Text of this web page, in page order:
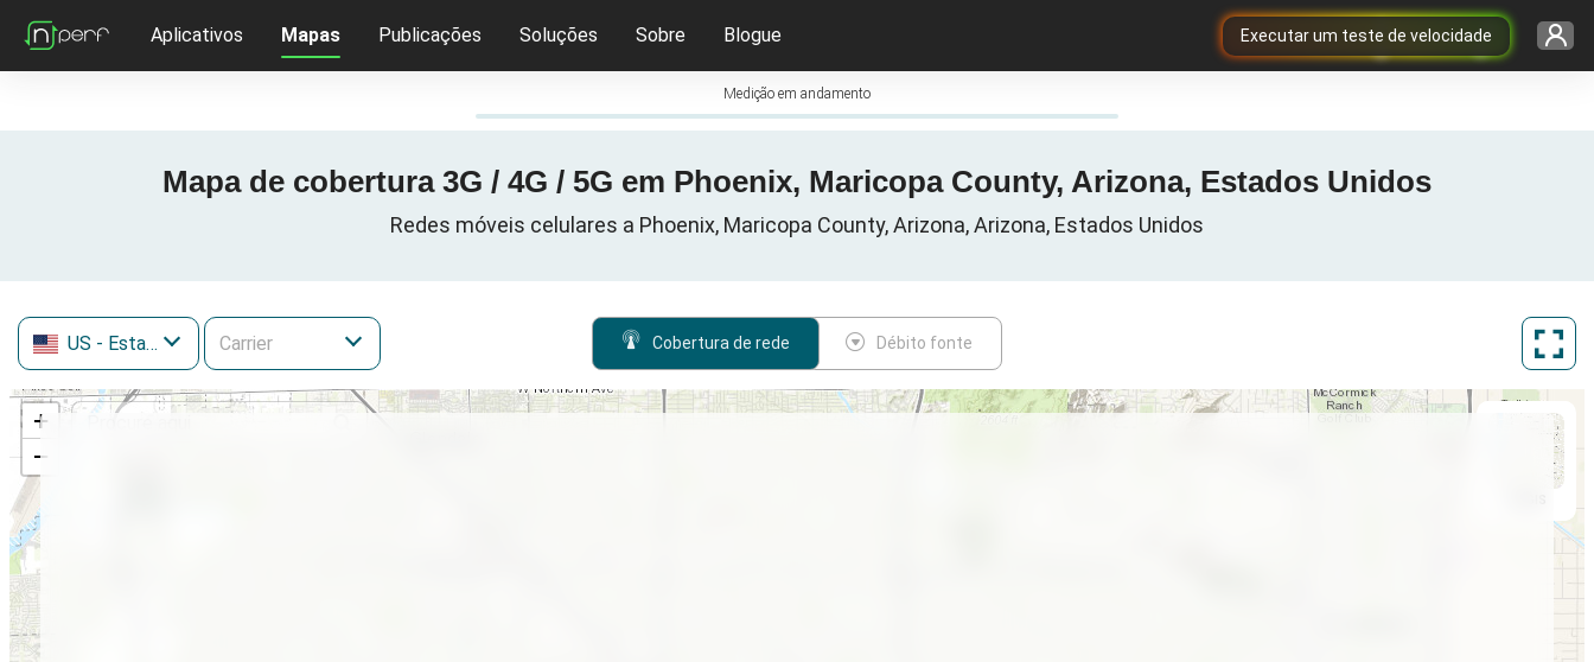
Executar um teste de velocidade
Aplicativos Mapas Publicações Soluções Sobre Blogue
Medição em andamento
Mapa de cobertura 3G / 4G / 5G em Phoenix, Maricopa County, Arizona, Estados Unidos
Redes móveis celulares a Phoenix, Maricopa County, Arizona, Arizona, Estados Unidos
US - Estados Unidos Cobertura de rede Débito fonte
+
−